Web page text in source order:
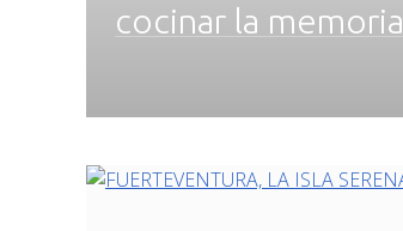
cocinar la memoria